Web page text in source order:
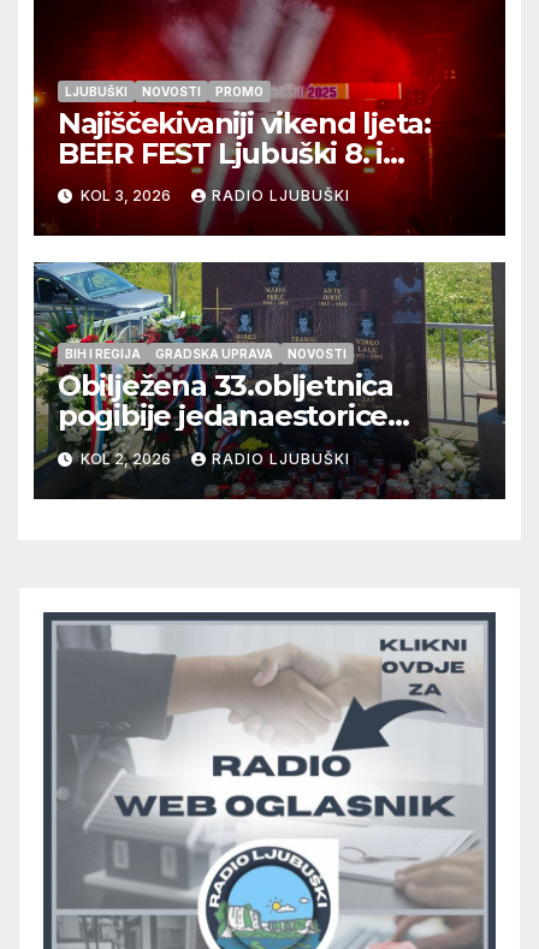
LJUBUŠKI NOVOSTI PROMO
Najiščekivaniji vikend ljeta:
BEER FEST Ljubuški 8. i
9.kolovoza
KOL 3, 2026 RADIO LJUBUŠKI
BIH I REGIJA GRADSKA UPRAVA NOVOSTI
Obilježena 33.obljetnica
pogibije jedanaestorice
ljubuških branitelja
KOL 2, 2026 RADIO LJUBUŠKI